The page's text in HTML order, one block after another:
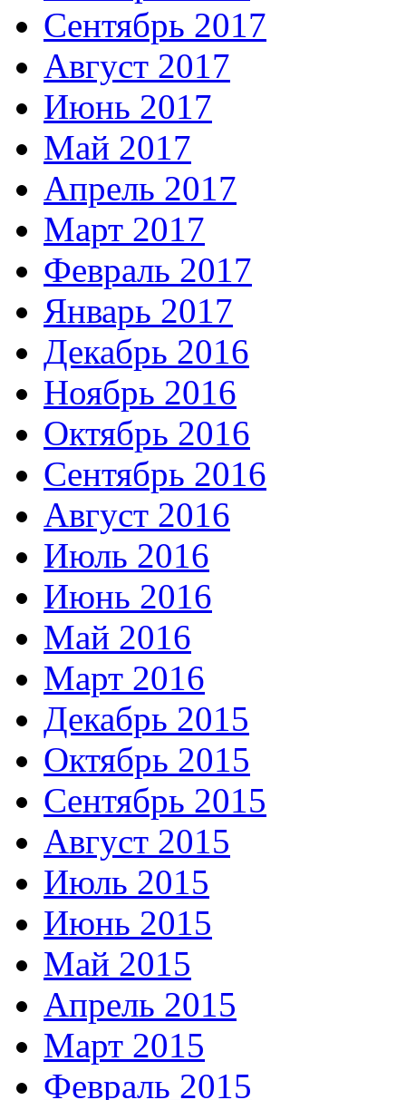
Сентябрь 2017
Август 2017
Июнь 2017
Май 2017
Апрель 2017
Март 2017
Февраль 2017
Январь 2017
Декабрь 2016
Ноябрь 2016
Октябрь 2016
Сентябрь 2016
Август 2016
Июль 2016
Июнь 2016
Май 2016
Март 2016
Декабрь 2015
Октябрь 2015
Сентябрь 2015
Август 2015
Июль 2015
Июнь 2015
Май 2015
Апрель 2015
Март 2015
Февраль 2015